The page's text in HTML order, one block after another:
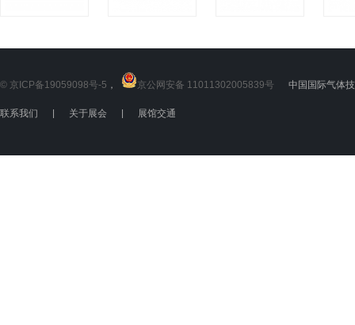
© 京ICP备19059098号-5 ， 京公网安备 11011302005839号 中国国际气体技
联系我们 关于展会 展馆交通